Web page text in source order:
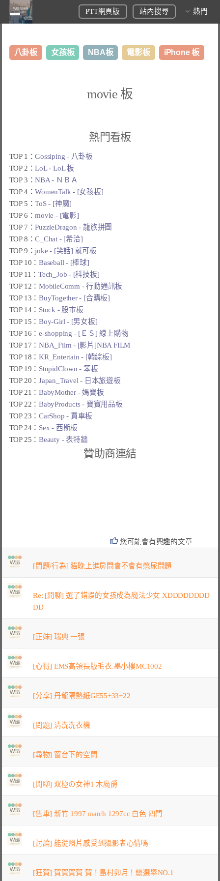
PTT網頁版 站內搜尋 熱門
八卦板 女孩板 NBA板 電影板 iPhone 板
movie 板
熱門看板
TOP 1：Gossiping - 八卦板
TOP 2：LoL - LoL 板
TOP 3：NBA - ＮＢＡ
TOP 4：WomenTalk - [女孩板]
TOP 5：ToS - [神魔]
TOP 6：movie - [電影]
TOP 7：PuzzleDragon - 龍族拼圖
TOP 8：C_Chat - [希洽]
TOP 9：joke - [笑話] 就可板
TOP 10：Baseball - [棒球]
TOP 11：Tech_Job - [科技板]
TOP 12：MobileComm - 行動通訊板
TOP 13：BuyTogether - [合購板]
TOP 14： Stock - 股市板
TOP 15：Boy-Girl - [男女板]
TOP 16：e-shopping - [ＥＳ] 線上購物
TOP 17：NBA_Film - [影片]NBA FILM
TOP 18：KR_Entertain - [韓綜板]
TOP 19： StupidClown - 笨板
TOP 20：Japan_Travel - 日本旅遊板
TOP 21：BabyMother - 媽寶板
TOP 22：BabyProducts - 寶寶用品板
TOP 23：CarShop - 買車板
TOP 24： Sex - 西斯板
TOP 25：Beauty - 表特牆
贊助商連結
您可能會有興趣的文章
[問題/行為] 貓晚上進房間會不會有憋尿問題
Re: [閒聊] 選了錯誤的女孩成為魔法少女 XDDDDDDDD
DD
[正妹] 瑞典 一張
[心得] EMS高領長版毛衣.墨小樓MC1002
[分享] 丹龍隔熱紙GE55+33+22
[問題] 清洗洗衣機
[尋物] 窗台下的空間
[閒聊] 双極の女神1 木魔爵
[售車] 新竹 1997 march 1297cc 白色 四門
[討論] 能從照片感受到攝影者心情嗎
[狂賀] 賀賀賀賀 賀！島村卯月！總選舉NO.1